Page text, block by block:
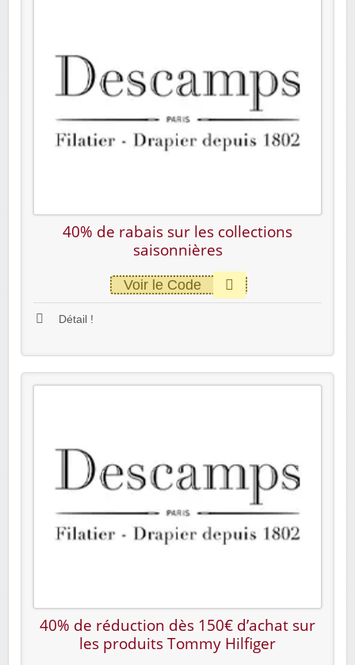
40% de rabais sur les collections
saisonnières
Voir le Code
Détail !
40% de réduction dès 150€ d’achat sur
les produits Tommy Hilfiger